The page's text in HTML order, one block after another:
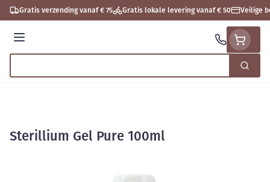
Ga naar de inhoud
Gratis verzending vanaf € 75 Gratis lokale levering vanaf € 50 Veilige
Menu
Zoek
Sterillium Gel Pure 100ml